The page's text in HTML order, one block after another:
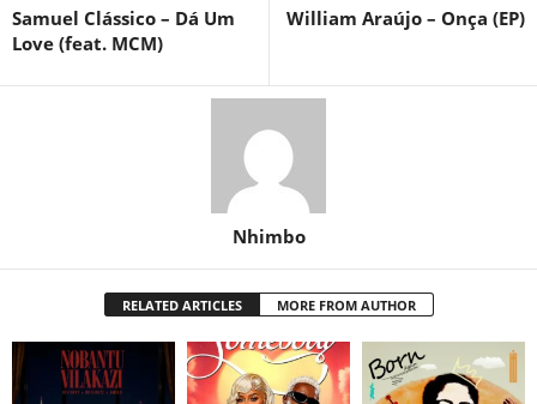
Samuel Clássico – Dá Um
Love (feat. MCM)
William Araújo – Onça (EP)
Nhimbo
RELATED ARTICLES MORE FROM AUTHOR